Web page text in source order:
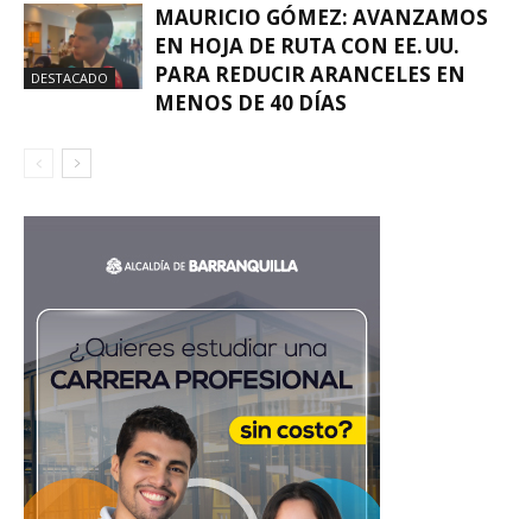
DESTACADO
MAURICIO GÓMEZ: AVANZAMOS
EN HOJA DE RUTA CON EE. UU.
PARA REDUCIR ARANCELES EN
MENOS DE 40 DÍAS